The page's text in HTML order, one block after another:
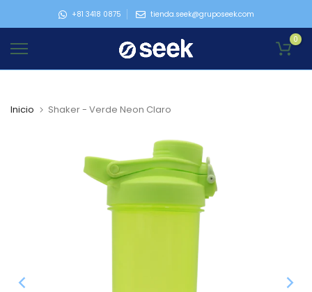
contenido
+81 3418 0875 tienda.seek@gruposeek.com
0
Inicio Shaker - Verde Neon Claro